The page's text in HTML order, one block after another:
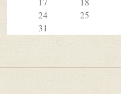
24
25
31